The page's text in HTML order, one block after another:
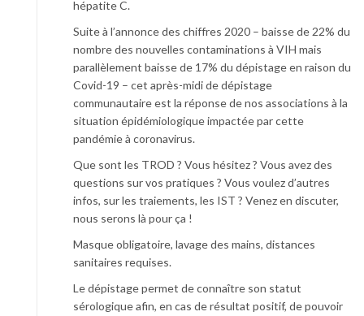
hépatite C.
Suite à l’annonce des chiffres 2020 – baisse de 22% du
nombre des nouvelles contaminations à VIH mais
parallèlement baisse de 17% du dépistage en raison du
Covid-19 – cet après-midi de dépistage
communautaire est la réponse de nos associations à la
situation épidémiologique impactée par cette
pandémie à coronavirus.
Que sont les TROD ? Vous hésitez ? Vous avez des
questions sur vos pratiques ? Vous voulez d’autres
infos, sur les traiements, les IST ? Venez en discuter,
nous serons là pour ça !
Masque obligatoire, lavage des mains, distances
sanitaires requises.
Le dépistage permet de connaître son statut
sérologique afin, en cas de résultat positif, de pouvoir